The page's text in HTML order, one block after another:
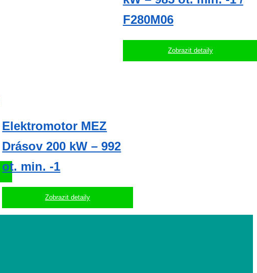
Elektromotor MEZ
Drásov 200 kW – 992
ot. min. -1
Zobrazit detaily
F280M06
Zobrazit detaily